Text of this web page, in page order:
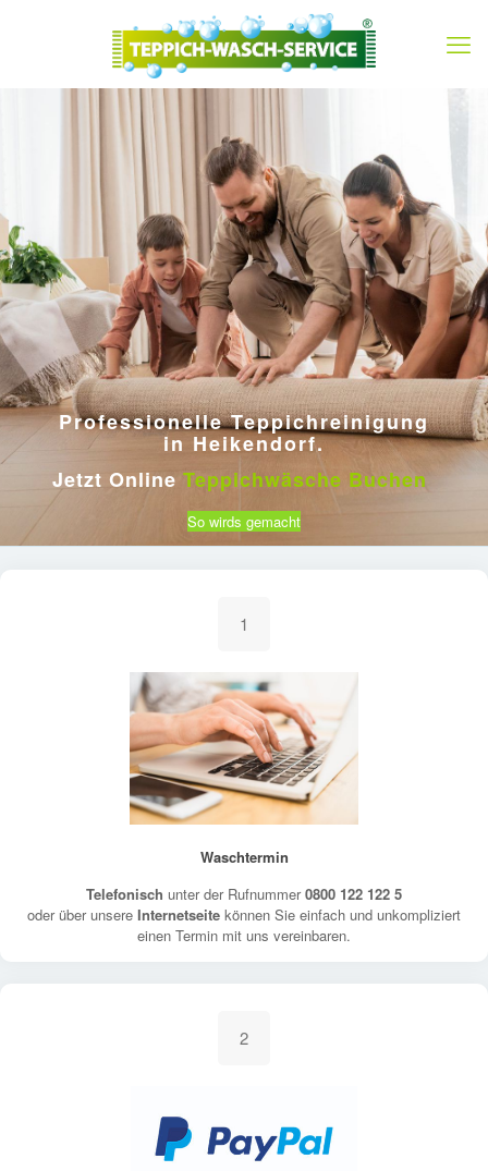
Jetzt Online Teppichwäsche Buchen
Professionelle Teppichreinigung
in Heikendorf.
So wirds gemacht
1
Waschtermin
Telefonisch unter der Rufnummer0800 122 122 5
oder über unsere Internetseite können Sie einfach und unkompliziert
einen Termin mit uns vereinbaren.
2